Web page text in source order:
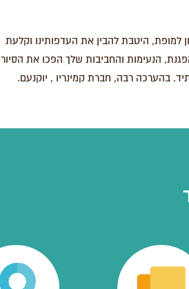
למופת, היטבת להבין את העדפותינו וקלעת
הנעימות והחביבות שלך הפכו את הסיור
בהערכה רבה, חברת קמינריו , יוקנעם.